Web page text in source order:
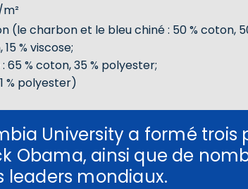
(le charbon et le bleu chiné : 50 % coton,
% viscose;
65 % coton, 35 % polyester;
% polyester)
University a formé trois
Obama, ainsi que de
leaders mondiaux.